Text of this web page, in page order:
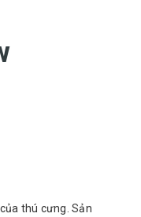
thú cưng. Sản